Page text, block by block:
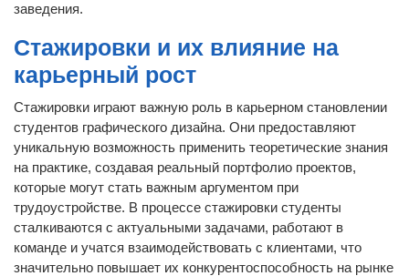
заведения.
Стажировки и их влияние на
карьерный рост
Стажировки играют важную роль в карьерном становлении
студентов графического дизайна. Они предоставляют
уникальную возможность применить теоретические знания
на практике, создавая реальный портфолио проектов,
которые могут стать важным аргументом при
трудоустройстве. В процессе стажировки студенты
сталкиваются с актуальными задачами, работают в
команде и учатся взаимодействовать с клиентами, что
значительно повышает их конкурентоспособность на рынке